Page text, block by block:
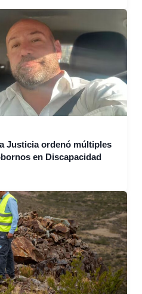
Justicia ordenó múltiples
en Discapacidad